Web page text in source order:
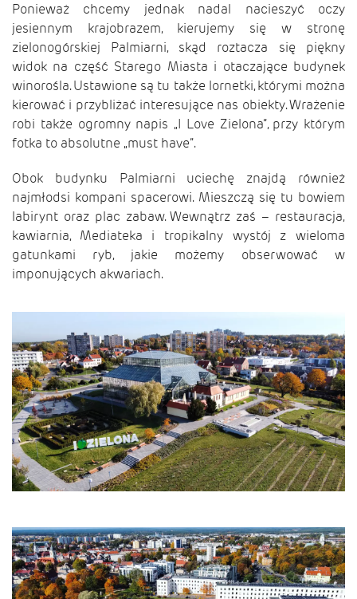
Ponieważ chcemy jednak nadal nacieszyć oczy
jesiennym krajobrazem, kierujemy się w stronę
zielonogórskiej Palmiarni, skąd roztacza się piękny
widok na część Starego Miasta i otaczające budynek
winorośla. Ustawione są tu także lornetki, którymi można
kierować i przybliżać interesujące nas obiekty. Wrażenie
robi także ogromny napis „I Love Zielona”, przy którym
fotka to absolutne „must have”.
Obok budynku Palmiarni uciechę znajdą również
najmłodsi kompani spacerowi. Mieszczą się tu bowiem
labirynt oraz plac zabaw. Wewnątrz zaś – restauracja,
kawiarnia, Mediateka i tropikalny wystój z wieloma
gatunkami ryb, jakie możemy obserwować w
imponujących akwariach.